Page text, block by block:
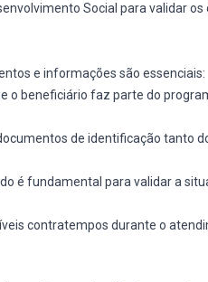
Social para validar os
e informações são essenciais:
o beneficiário faz parte do
de identificação tanto
é fundamental para validar a
contratempos durante o